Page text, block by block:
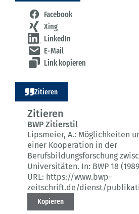
Facebook
Xing
LinkedIn
E-Mail
Link kopieren
Zitieren
Zitieren
BWP Zitierstil
Lipsmeier, A.: Möglichkeiten
einer Kooperation in der
Berufsbildungsforschung
Universitäten. In: BWP 18
URL: https://www.bwp-
zeitschrift.de/dienst/
Kopieren